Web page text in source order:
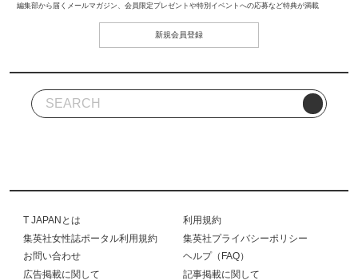
編集部から届くメールマガジン、会員限定プレゼントや特別イベントへの応募など特典が満載
新規会員登録
T JAPANとは
利用規約
集英社女性誌ポータル利用規約
集英社プライバシーポリシー
お問い合わせ
ヘルプ（FAQ）
広告掲載に関して
記事掲載に関して